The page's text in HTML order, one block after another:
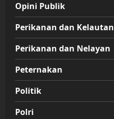
Opini Publik
Perikanan dan Kelautan
Perikanan dan Nelayan
Peternakan
Politik
Polri